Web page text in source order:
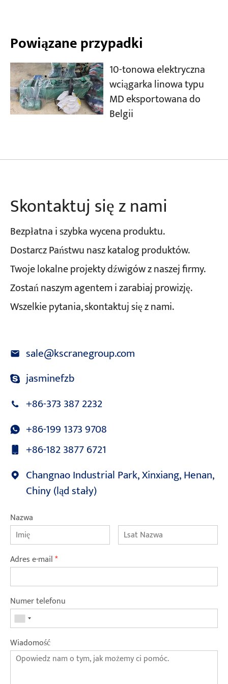
Powiązane przypadki
10-tonowa elektryczna
wciągarka linowa typu
MD eksportowana do
Belgii
Skontaktuj się z nami
Bezpłatna i szybka wycena produktu.
Dostarcz Państwu nasz katalog produktów.
Twoje lokalne projekty dźwigów z naszej firmy.
Zostań naszym agentem i zarabiaj prowizję.
Wszelkie pytania, skontaktuj się z nami.
sale@kscranegroup.com
jasminefzb
+86-373 387 2232
+86-199 1373 9708
+86-182 3877 6721
Changnao Industrial Park, Xinxiang, Henan,
Chiny (ląd stały)
Nazwa
Adres e-mail*
Numer telefonu
Wiadomość